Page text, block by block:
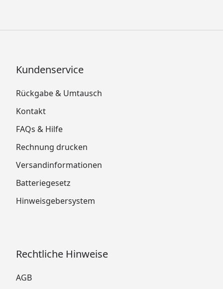
Kundenservice
Rückgabe & Umtausch
Kontakt
FAQs & Hilfe
Rechnung drucken
Versandinformationen
Batteriegesetz
Hinweisgebersystem
Rechtliche Hinweise
AGB